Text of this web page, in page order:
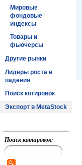
Мировые
фондовые
индексы
Товары и
фьючерсы
Другие рынки
Лидеры роста и
падения
Поиск котировок
Экспорт в MetaStock
Поиск котировок: